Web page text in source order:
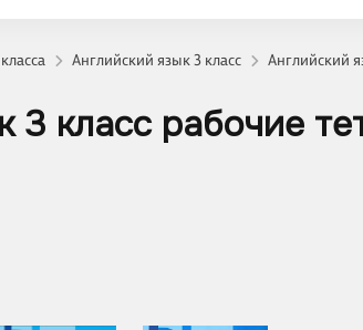
Английский язык 3 класс Английский
3 класс рабочие